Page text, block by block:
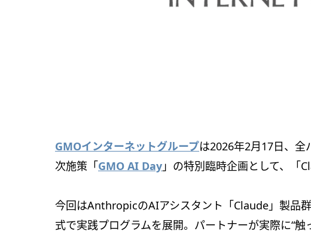
GMOインターネットグループは2026年2月17日、全
次施策「GMO AI Day 」の特別臨時企画として、「
今回はAnthropicのAIアシスタント「Claude」製品
式で実践プログラムを展開。パートナーが実際に“触